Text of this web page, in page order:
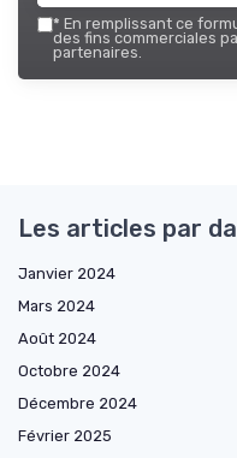
* En remplissant ce
des fins commerciales
partenaires.
Les articles par
Janvier 2024
Mars 2024
Août 2024
Octobre 2024
Décembre 2024
Février 2025